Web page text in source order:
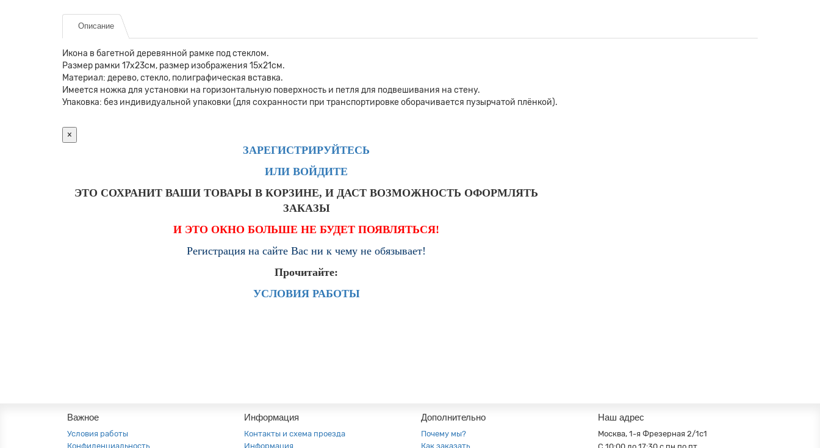
Описание
Икона в багетной деревянной рамке под стеклом.
Размер рамки 17x23см, размер изображения 15x21см.
Материал: дерево, стекло, полиграфическая вставка.
Имеется ножка для установки на горизонтальную поверхность и петля для подвешивания на стену.
Упаковка: без индивидуальной упаковки (для сохранности при транспортировке оборачивается пузырчатой плёнкой).
×
ЗАРЕГИСТРИРУЙТЕСЬ
ИЛИ ВОЙДИТЕ
ЭТО СОХРАНИТ ВАШИ ТОВАРЫ В КОРЗИНЕ, И ДАСТ ВОЗМОЖНОСТЬ ОФОРМЛЯТЬ
ЗАКАЗЫ
И ЭТО ОКНО БОЛЬШЕ НЕ БУДЕТ ПОЯВЛЯТЬСЯ!
Регистрация на сайте Вас ни к чему не обязывает!
Прочитайте:
УСЛОВИЯ РАБОТЫ
Важное
Условия работы
Конфиденциальность
Информация
Контакты и схема проезда
Информация
Дополнительно
Почему мы?
Как заказать
Наш адрес
Москва, 1-я Фрезерная 2/1с1